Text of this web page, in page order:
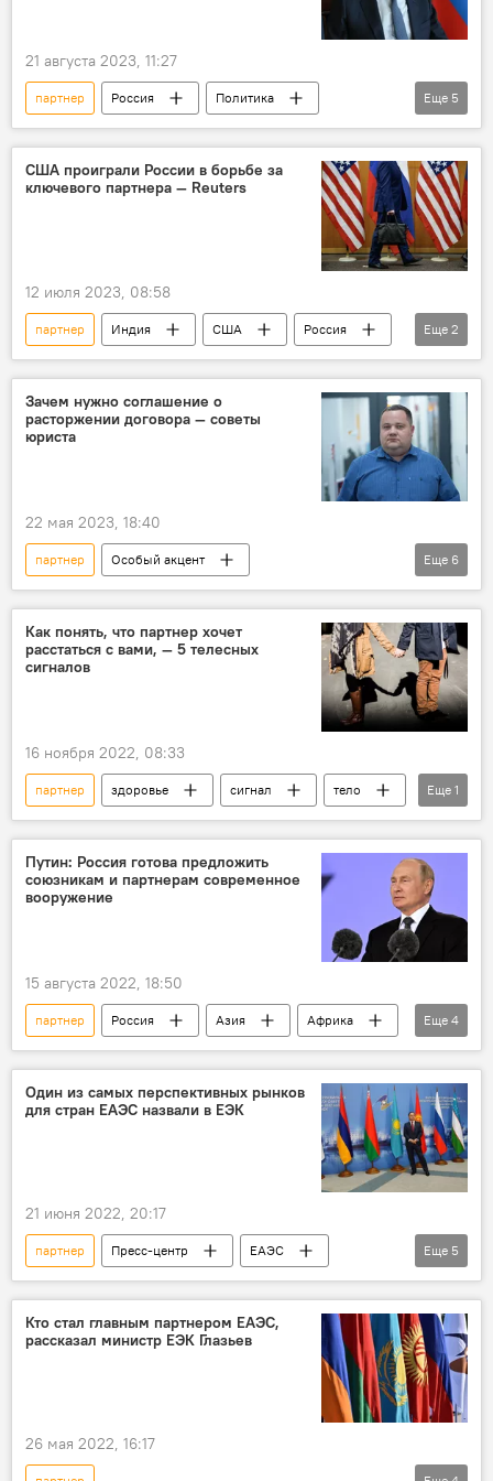
21 августа 2023, 11:27
партнер Россия
Политика
ЕАЭС
ОДКБ
Сергей Лавров
Запад
страны давление
Еще 5
США проиграли России в борьбе за
ключевого партнера — Reuters
12 июля 2023, 08:58
партнер Индия США
Россия
В мире
Политика
Еще 2
Зачем нужно соглашение о
расторжении договора — советы
юриста
22 мая 2023, 18:40
партнер
Особый акцент
Радио Sputnik Кыргызстан
Юридическая консультация с Владимиром Плужником
соглашение
Еще 6
Как понять, что партнер хочет
расстаться с вами, — 5 телесных
сигналов
16 ноября 2022, 08:33
партнер здоровье сигнал
тело
признаки
Еще 1
Путин: Россия готова предложить
союзникам и партнерам современное
вооружение
15 августа 2022, 18:50
партнер Россия Азия
Африка
Владимир Путин
вооружение
Форум "Армия-2023"
Еще 4
Один из самых перспективных рынков
для стран ЕАЭС назвали в ЕЭК
21 июня 2022, 20:17
партнер Пресс-центр
ЕАЭС
ЕЭК
Ия Малкина
итоги
ОАЭ
рынок перспективы
Еще 5
Кто стал главным партнером ЕАЭС,
рассказал министр ЕЭК Глазьев
26 мая 2022, 16:17